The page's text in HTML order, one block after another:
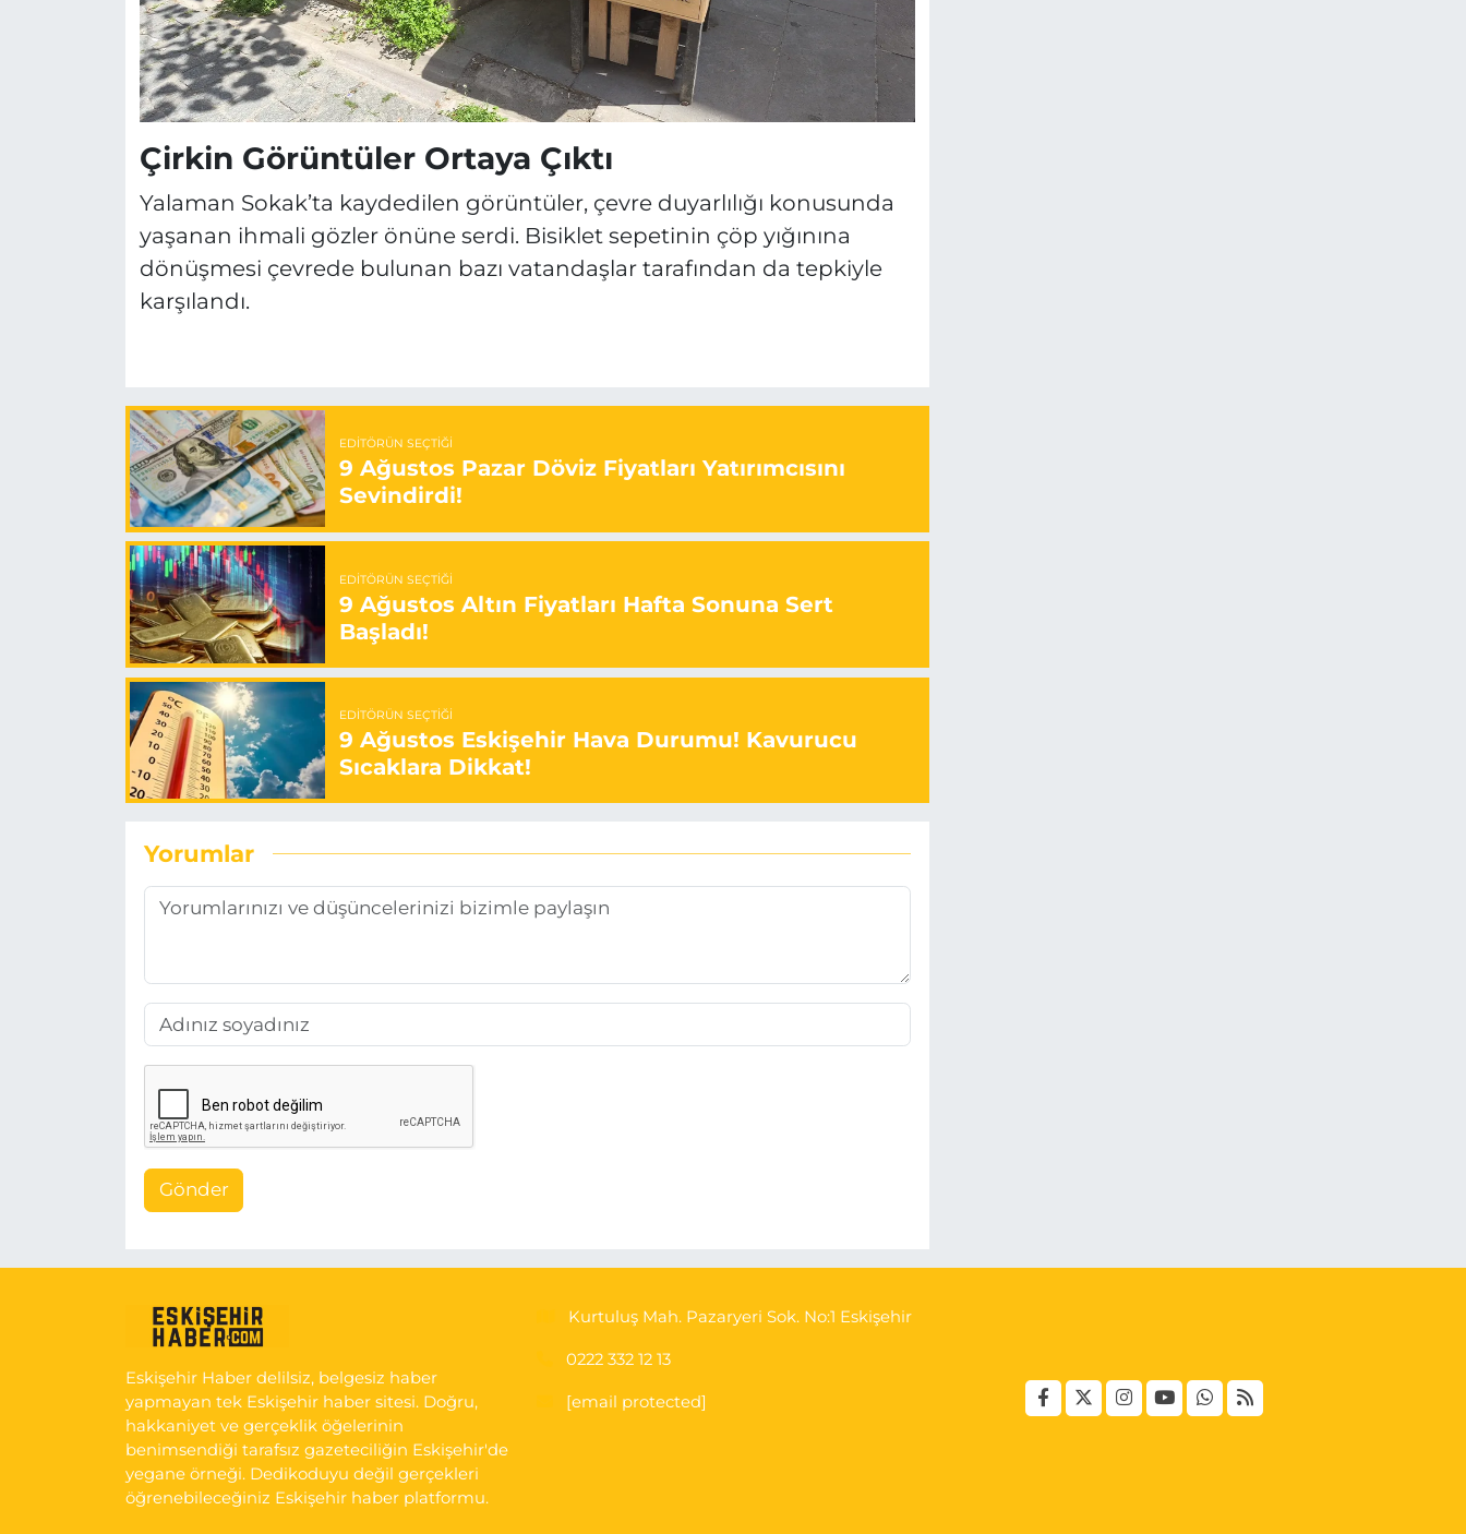
Çirkin Görüntüler Ortaya Çıktı
Yalaman Sokak’ta kaydedilen görüntüler, çevre duyarlılığı konusunda
yaşanan ihmali gözler önüne serdi. Bisiklet sepetinin çöp yığınına
dönüşmesi çevrede bulunan bazı vatandaşlar tarafından da tepkiyle
karşılandı.
EDITÖRÜN SEÇTIĞI
9 Ağustos Pazar Döviz Fiyatları Yatırımcısını
Sevindirdi!
EDITÖRÜN SEÇTIĞI
9 Ağustos Altın Fiyatları Hafta Sonuna Sert
Başladı!
EDITÖRÜN SEÇTIĞI
9 Ağustos Eskişehir Hava Durumu! Kavurucu
Sıcaklara Dikkat!
Yorumlar
Gönder
Eskişehir Haber delilsiz, belgesiz haber
yapmayan tek Eskişehir haber sitesi. Doğru,
hakkaniyet ve gerçeklik öğelerinin
benimsendiği tarafsız gazeteciliğin Eskişehir'de
yegane örneği. Dedikoduyu değil gerçekleri
öğrenebileceğiniz Eskişehir haber platformu.
Kurtuluş Mah. Pazaryeri Sok. No:1 Eskişehir
0222 332 12 13
[email protected]